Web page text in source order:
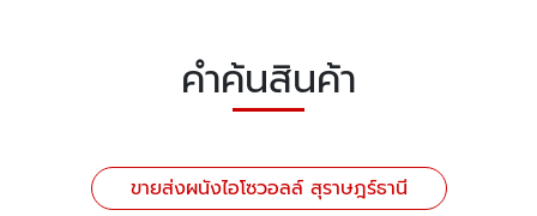
คำค้นสินค้า
ขายส่งผนังไอโซวอลล์ สุราษฎร์ธานี